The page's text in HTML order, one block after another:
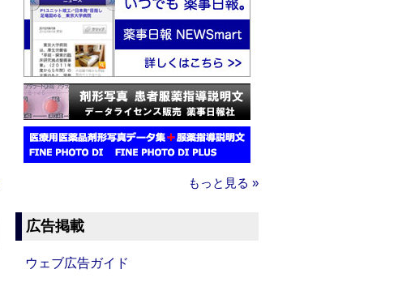
もっと見る »
広告掲載
ウェブ広告ガイド